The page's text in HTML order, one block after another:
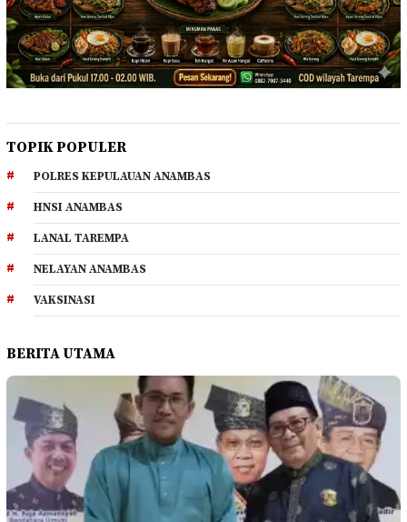
TOPIK POPULER
POLRES KEPULAUAN ANAMBAS
HNSI ANAMBAS
LANAL TAREMPA
NELAYAN ANAMBAS
VAKSINASI
BERITA UTAMA